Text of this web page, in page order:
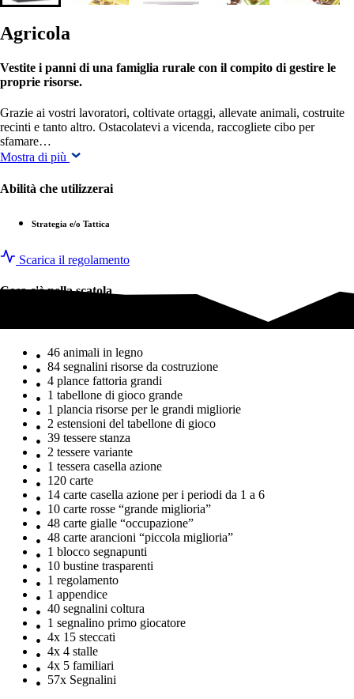
Agricola
Vestite i panni di una famiglia rurale con il compito di gestire le
proprie risorse.
Grazie ai vostri lavoratori, coltivate ortaggi, allevate animali, costruite
recinti e tanto altro. Ostacolatevi a vicenda, raccogliete cibo per
sfamare…
Mostra di più
Abilità che utilizzerai
Strategia e/o Tattica
Scarica il regolamento
Cosa c'è nella scatola
46 animali in legno
84 segnalini risorse da costruzione
4 plance fattoria grandi
1 tabellone di gioco grande
1 plancia risorse per le grandi migliorie
2 estensioni del tabellone di gioco
39 tessere stanza
2 tessere variante
1 tessera casella azione
120 carte
14 carte casella azione per i periodi da 1 a 6
10 carte rosse “grande miglioria”
48 carte gialle “occupazione”
48 carte arancioni “piccola miglioria”
1 blocco segnapunti
10 bustine trasparenti
1 regolamento
1 appendice
40 segnalini coltura
1 segnalino primo giocatore
4x 15 steccati
4x 4 stalle
4x 5 familiari
57x Segnalini